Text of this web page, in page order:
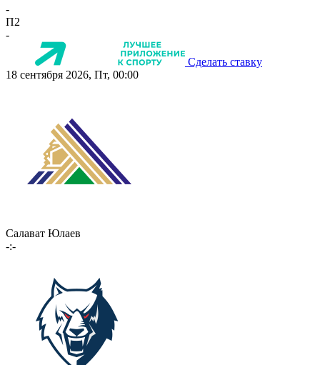
-
П2
-
Сделать ставку
18 сентября 2026, Пт, 00:00
Салават Юлаев
-:-